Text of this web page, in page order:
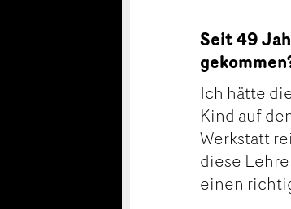
Seit 49
Ich hätte
Kind auf
Werkstatt
diese
einen